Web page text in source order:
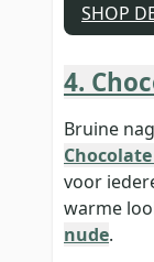
SHOP
4.
Bruine
voor
warme
nude.